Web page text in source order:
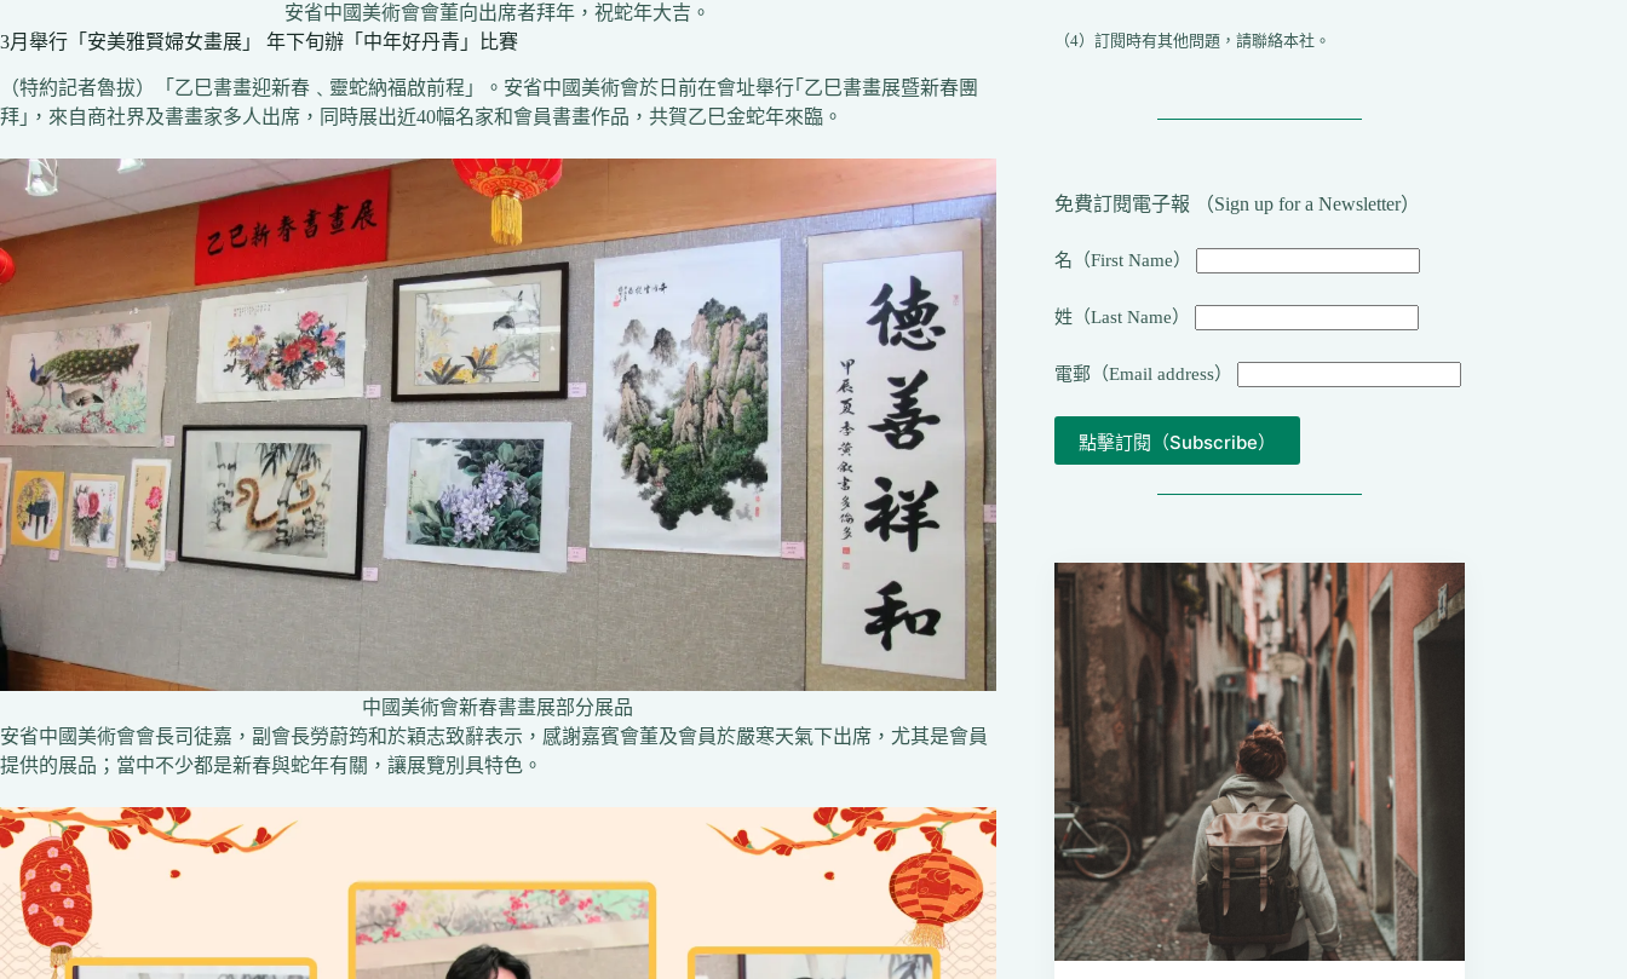
安省中國美術會會董向出席者拜年，祝蛇年大吉。
3月舉行「安美雅賢婦女畫展」 年下旬辦「中年好丹青」比賽
（特約記者魯拔）「乙巳書畫迎新春﹑靈蛇納福啟前程」。安省中國美術會於日前在會址舉行｢乙巳書畫展暨新春團
拜｣，來自商社界及書畫家多人出席，同時展出近40幅名家和會員書畫作品，共賀乙巳金蛇年來臨。
中國美術會新春書畫展部分展品
安省中國美術會會長司徒嘉，副會長勞蔚筠和於穎志致辭表示，感謝嘉賓會董及會員於嚴寒天氣下出席，尤其是會員
提供的展品；當中不少都是新春與蛇年有關，讓展覽別具特色。
（4）訂閱時有其他問題，請聯絡本社。
免費訂閱電子報 （Sign up for a Newsletter）
名（First Name）
姓（Last Name）
電郵（Email address）